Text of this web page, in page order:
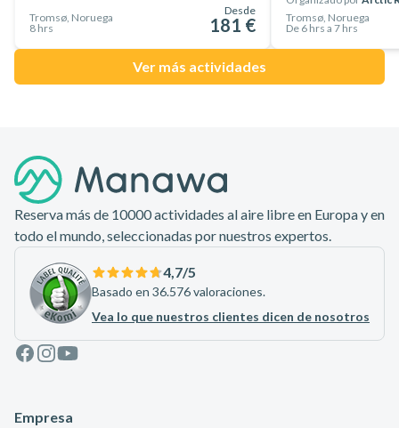
Tromsø, Noruega
8 hrs
Desde
181 €
Tromsø, Noruega
De 6 hrs a 7 hrs
Ver más actividades
Reserva más de 10000 actividades al aire libre en Europa y en
todo el mundo, seleccionadas por nuestros expertos.
4,7/5
Basado en 36.576 valoraciones.
Vea lo que nuestros clientes dicen de nosotros
Facebook
Instagram
Youtube
Empresa